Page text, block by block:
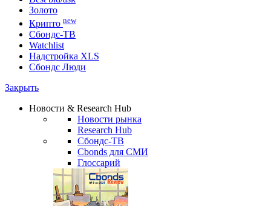
Поиск облигаций (ИИ)
Кривые доходности
ЦФА
Best bid/ask
Золото
Крипто new
Watchlist
Сбондс Люди
Новости & Research Hub
Новости рынка
Research Hub
Сбондс-ТВ
Cbonds для СМИ